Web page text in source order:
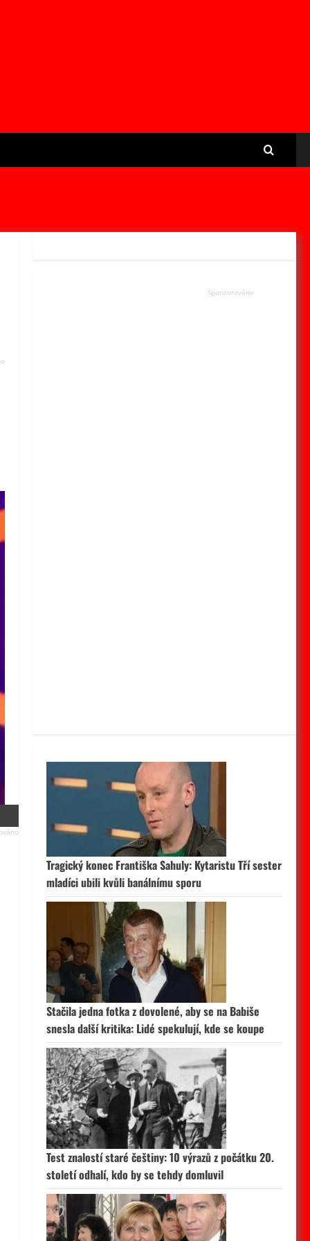
Tragický konec Františka Sahuly: Kytaristu Tří sester
mladíci ubili kvůli banálnímu sporu
Stačila jedna fotka z dovolené, aby se na Babiše
snesla další kritika: Lidé spekulují, kde se koupe
Test znalostí staré češtiny: 10 výrazů z počátku 20.
století odhalí, kdo by se tehdy domluvil